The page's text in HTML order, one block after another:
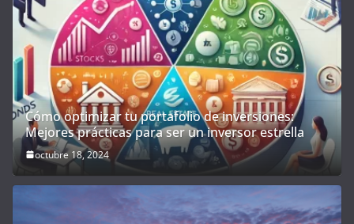
Cómo optimizar tu portafolio de inversiones:
Mejores prácticas para ser un inversor estrella
octubre 18, 2024